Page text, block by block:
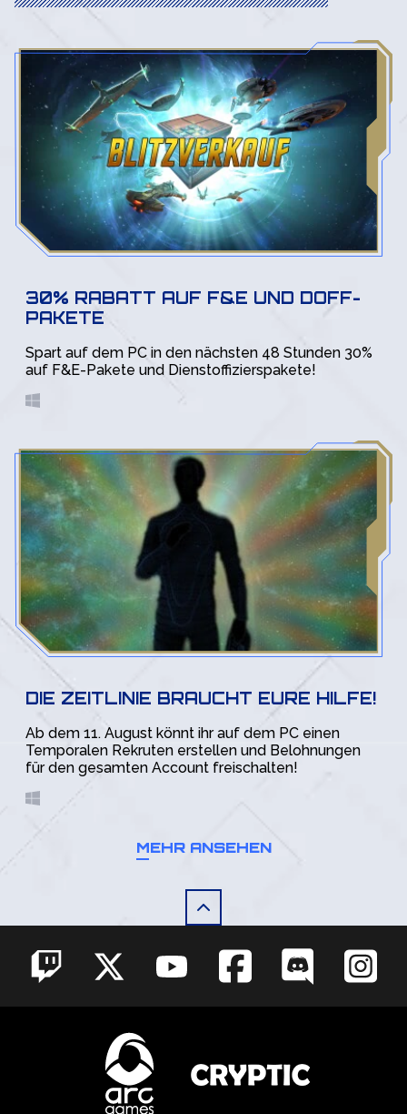
30% RABATT AUF F&E UND DOFF-
PAKETE
Spart auf dem PC in den nächsten 48 Stunden 30%
auf F&E-Pakete und Dienstoffizierspakete!
DIE ZEITLINIE BRAUCHT EURE HILFE!
Ab dem 11. August könnt ihr auf dem PC einen
Temporalen Rekruten erstellen und Belohnungen
für den gesamten Account freischalten!
MEHR ANSEHEN